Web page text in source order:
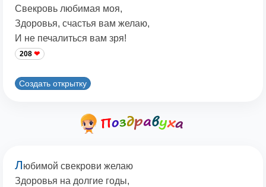
Свекровь любимая моя,
Здоровья, счастья вам желаю,
И не печалиться вам зря!
208
Создать открытку
Любимой свекрови желаю
Здоровья на долгие годы,